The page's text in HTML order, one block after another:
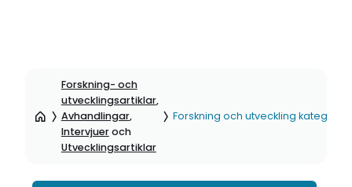
sidinnehåll
Forskning- och
utvecklingsartiklar,
Avhandlingar,
Intervjueroch
Utvecklingsartiklar
Forskning och utveckling kategori: